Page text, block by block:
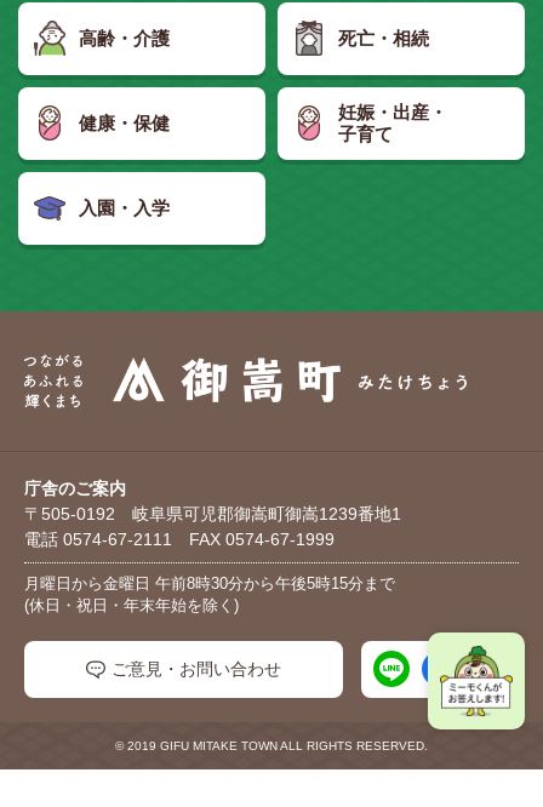
高齢・介護 死亡・相続
健康・保健
妊娠・出産・
子育て
入園・入学
庁舎のご案内
〒505-0192 岐阜県可児郡御嵩町御嵩1239番地1
電話 0574-67-2111 FAX 0574-67-1999
月曜日から金曜日 午前8時30分から午後5時15分まで
(休日・祝日・年末年始を除く)
ご意見・お問い合わせ
© 2019 GIFU MITAKE TOWN ALL RIGHTS RESERVED.